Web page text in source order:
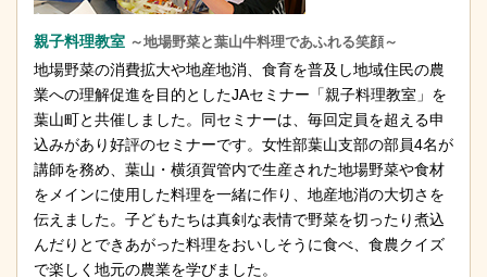
親子料理教室 ～地場野菜と葉山牛料理であふれる笑顔～
地場野菜の消費拡大や地産地消、食育を普及し地域住民の農
業への理解促進を目的としたJAセミナー「親子料理教室」を
葉山町と共催しました。同セミナーは、毎回定員を超える申
込みがあり好評のセミナーです。女性部葉山支部の部員4名が
講師を務め、葉山・横須賀管内で生産された地場野菜や食材
をメインに使用した料理を一緒に作り、地産地消の大切さを
伝えました。子どもたちは真剣な表情で野菜を切ったり煮込
んだりとできあがった料理をおいしそうに食べ、食農クイズ
で楽しく地元の農業を学びました。